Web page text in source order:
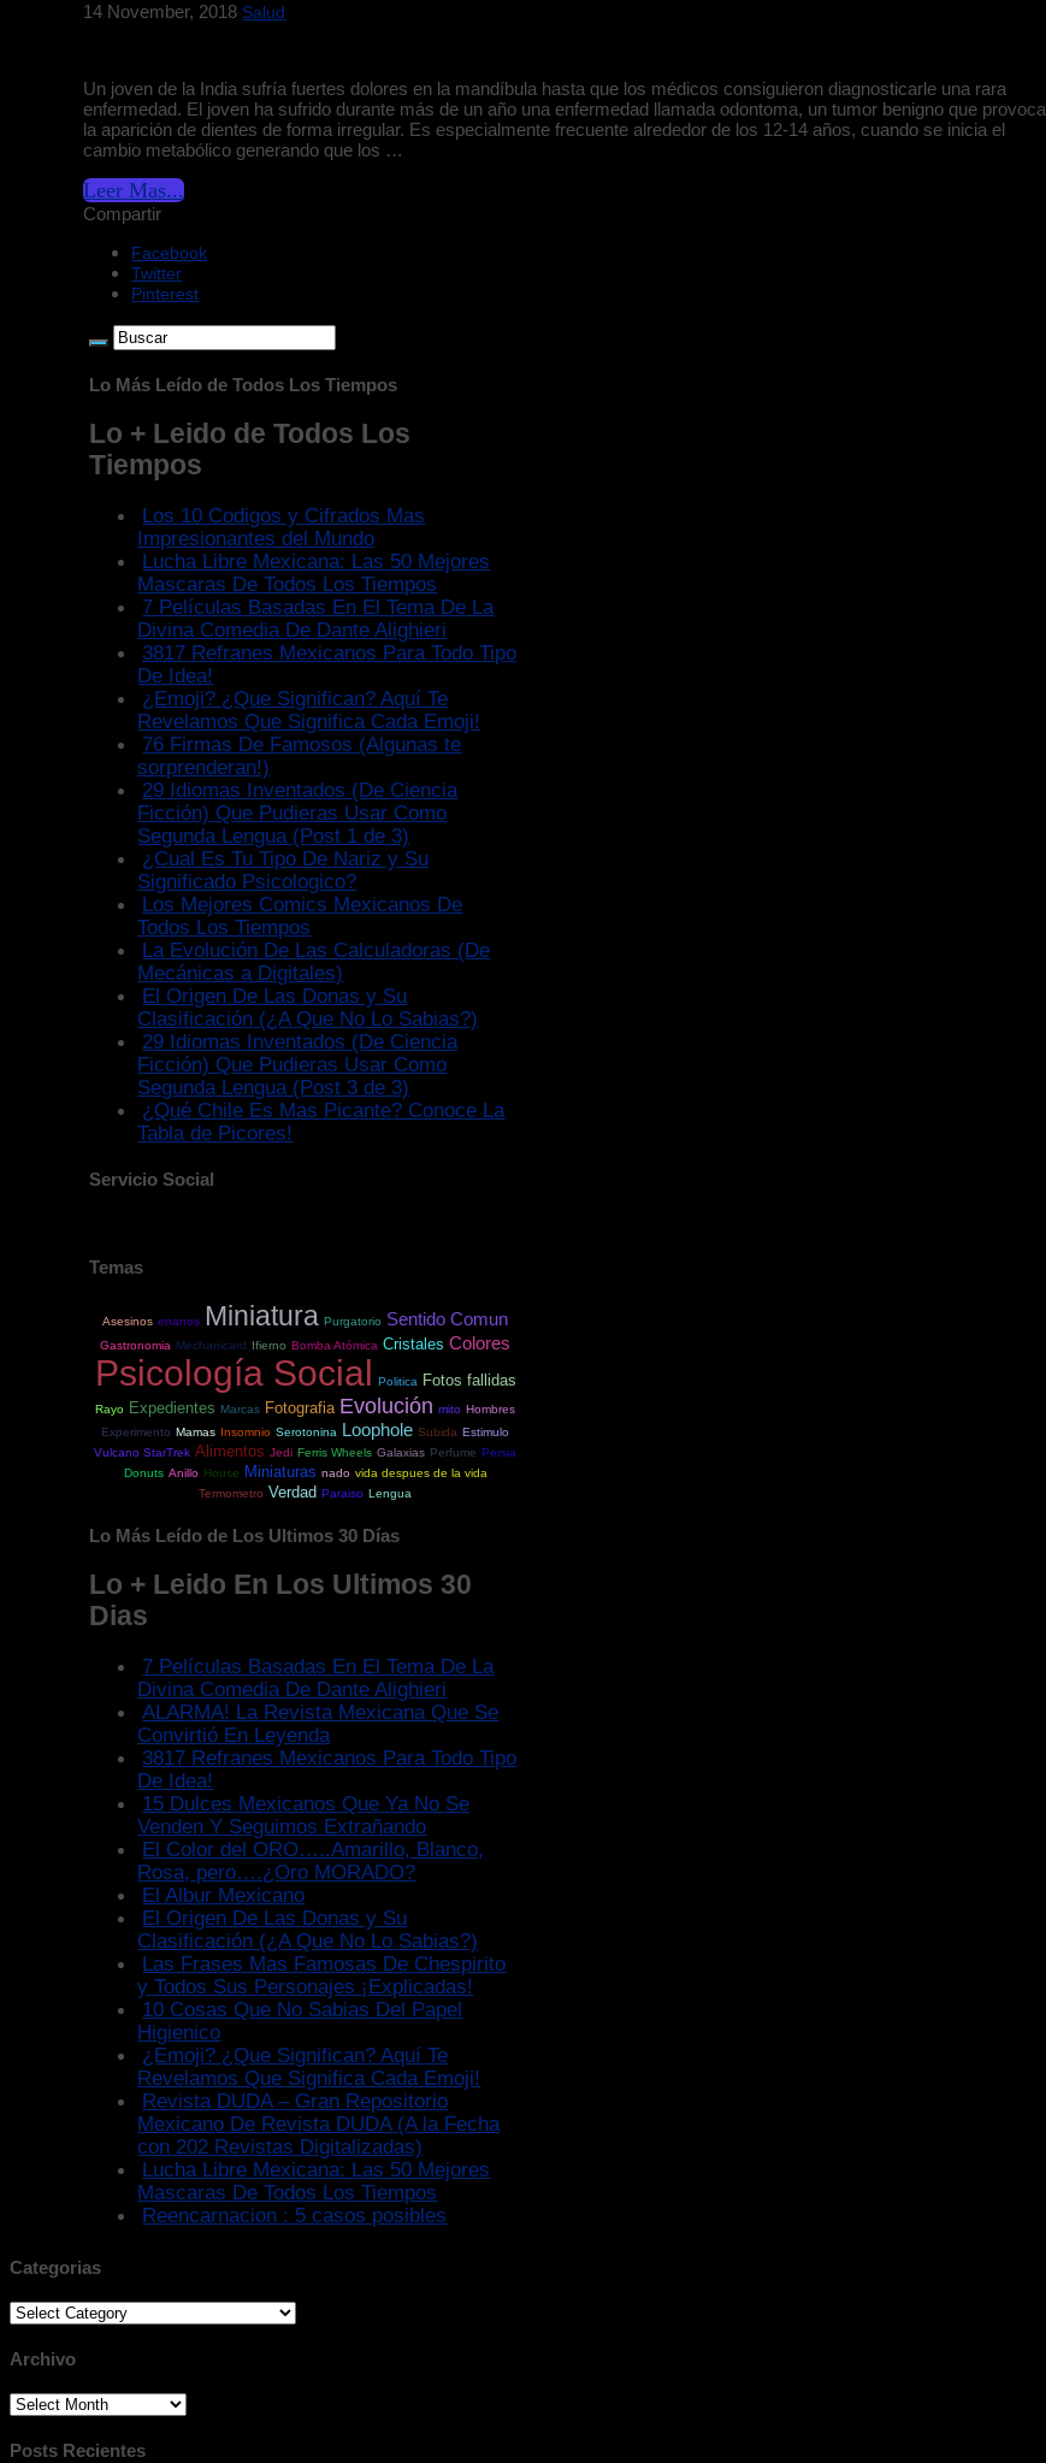
14 November, 2018 Salud
Un joven de la India sufría fuertes dolores en la mandíbula hasta que los médicos consiguieron diagnosticarle una rara
enfermedad. El joven ha sufrido durante más de un año una enfermedad llamada odontoma, un tumor benigno que provoca
la aparición de dientes de forma irregular. Es especialmente frecuente alrededor de los 12-14 años, cuando se inicia el
cambio metabólico generando que los …
Leer Mas...
Compartir
Facebook
Twitter
Pinterest
Lo Más Leído de Todos Los Tiempos
Lo + Leido de Todos Los
Tiempos
Los 10 Codigos y Cifrados Mas
Impresionantes del Mundo
Lucha Libre Mexicana: Las 50 Mejores
Mascaras De Todos Los Tiempos
7 Películas Basadas En El Tema De La
Divina Comedia De Dante Alighieri
3817 Refranes Mexicanos Para Todo Tipo
De Idea!
¿Emoji? ¿Que Significan? Aquí Te
Revelamos Que Significa Cada Emoji!
76 Firmas De Famosos (Algunas te
sorprenderan!)
29 Idiomas Inventados (De Ciencia
Ficción) Que Pudieras Usar Como
Segunda Lengua (Post 1 de 3)
¿Cual Es Tu Tipo De Nariz y Su
Significado Psicologico?
Los Mejores Comics Mexicanos De
Todos Los Tiempos
La Evolución De Las Calculadoras (De
Mecánicas a Digitales)
El Origen De Las Donas y Su
Clasificación (¿A Que No Lo Sabias?)
29 Idiomas Inventados (De Ciencia
Ficción) Que Pudieras Usar Como
Segunda Lengua (Post 3 de 3)
¿Qué Chile Es Mas Picante? Conoce La
Tabla de Picores!
Servicio Social
Temas
Asesinos enanos Miniatura Purgatorio Sentido Comun
Gastronomia Mechanicard Ifierno Bomba Atómica Cristales Colores
Psicología Social Politica Fotos fallidas
Rayo Expedientes Marcas Fotografia Evolución mito Hombres
Experimento Mamas Insomnio Serotonina Loophole Subida Estimulo
Vulcano StarTrek Alimentos Jedi Ferris Wheels Galaxias Perfume Persia
Donuts Anillo House Miniaturas nado vida despues de la vida
Termometro Verdad Paraiso Lengua
Lo Más Leído de Los Ultimos 30 Días
Lo + Leido En Los Ultimos 30
Dias
7 Películas Basadas En El Tema De La
Divina Comedia De Dante Alighieri
ALARMA! La Revista Mexicana Que Se
Convirtió En Leyenda
3817 Refranes Mexicanos Para Todo Tipo
De Idea!
15 Dulces Mexicanos Que Ya No Se
Venden Y Seguimos Extrañando
El Color del ORO…..Amarillo, Blanco,
Rosa, pero….¿Oro MORADO?
El Albur Mexicano
El Origen De Las Donas y Su
Clasificación (¿A Que No Lo Sabias?)
Las Frases Mas Famosas De Chespirito
y Todos Sus Personajes ¡Explicadas!
10 Cosas Que No Sabias Del Papel
Higienico
¿Emoji? ¿Que Significan? Aquí Te
Revelamos Que Significa Cada Emoji!
Revista DUDA – Gran Repositorio
Mexicano De Revista DUDA (A la Fecha
con 202 Revistas Digitalizadas)
Lucha Libre Mexicana: Las 50 Mejores
Mascaras De Todos Los Tiempos
Reencarnacion : 5 casos posibles
Categorias
Categorias
Archivo
Archivo
Posts Recientes